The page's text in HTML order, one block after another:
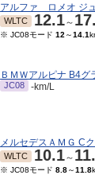
アルファ ロメオ ジ
WLTC 12.1～
※ JC08モード 12 ～14.1
JC08 -km/L
メルセデスＡＭＧ C
WLTC 10.1～
※ JC08モード 8.8～11.8